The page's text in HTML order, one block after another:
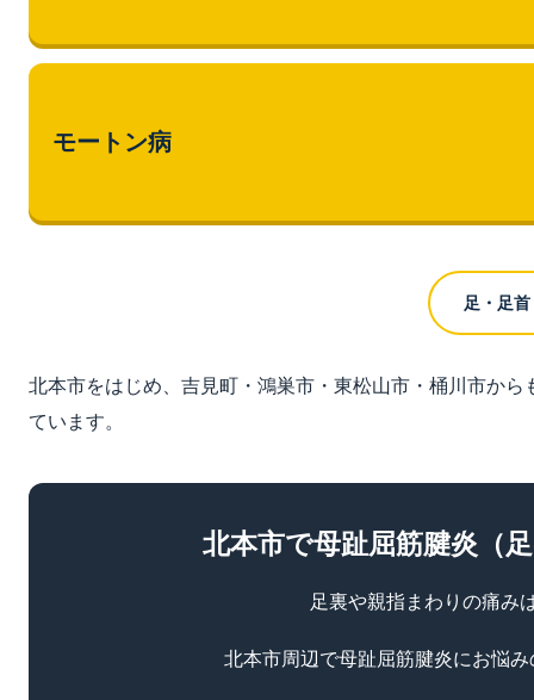
モートン病
足・足
北本市をはじめ、吉見町・鴻巣市・東松山市・桶川市か
ています。
北本市で母趾屈筋腱炎（
足裏や親指まわりの痛み
北本市周辺で母趾屈筋腱炎にお悩